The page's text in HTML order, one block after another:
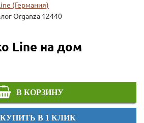
(Германия)
Organza 12440
Line на дом
В КОРЗИНУ
КУПИТЬ В 1 КЛИК